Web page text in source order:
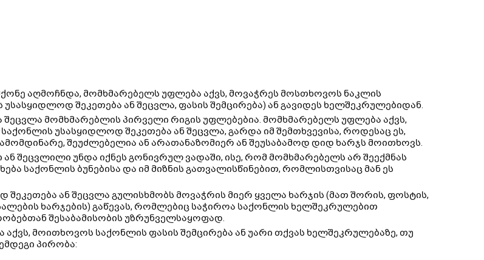
აღმოჩნდა, მომხმარებელს უფლება აქვს, მოვაჭრეს მოსთხოვოს ნაკლის
შეკეთება ან შეცვლა, ფასის შემცირება) ან გავიდეს ხელშეკრულებიდან.
შეცვლა მომხმარებლის პირველი რიგის უფლებებია. მომხმარებელს უფლება აქვს,
უსასყიდლოდ შეკეთება ან შეცვლა, გარდა იმ შემთხვევისა, როდესაც ეს,
შეუძლებელია ან არათანაზომიერ ან შეუსაბამოდ დიდ ხარჯს მოითხოვს.
შეცვლილი უნდა იქნეს გონივრულ ვადაში, ისე, რომ მომხმარებელს არ შეექმნას
საქონლის ბუნებისა და იმ მიზნის გათვალისწინებით, რომლისთვისაც მან ეს
ან შეცვლა გულისხმობს მოვაჭრის მიერ ყველა ხარჯის (მათ შორის, ფოსტის,
ხარჯების) გაწევას, რომლებიც საჭიროა საქონლის ხელშეკრულებით
შესაბამისობის უზრუნველსაყოფად.
მოითხოვოს საქონლის ფასის შემცირება ან უარი თქვას ხელშეკრულებაზე, თუ
პირობა: